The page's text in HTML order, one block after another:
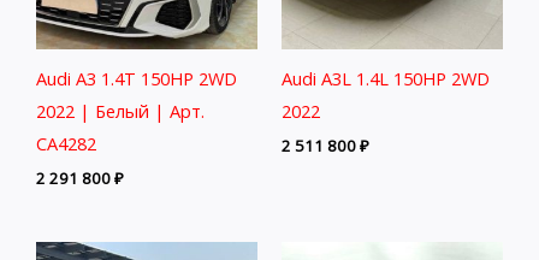
Audi A3 1.4T 150HP 2WD
2022 | Белый | Арт.
CA4282
2 291 800₽
Audi A3L 1.4L 150HP 2WD
2022
2 511 800₽